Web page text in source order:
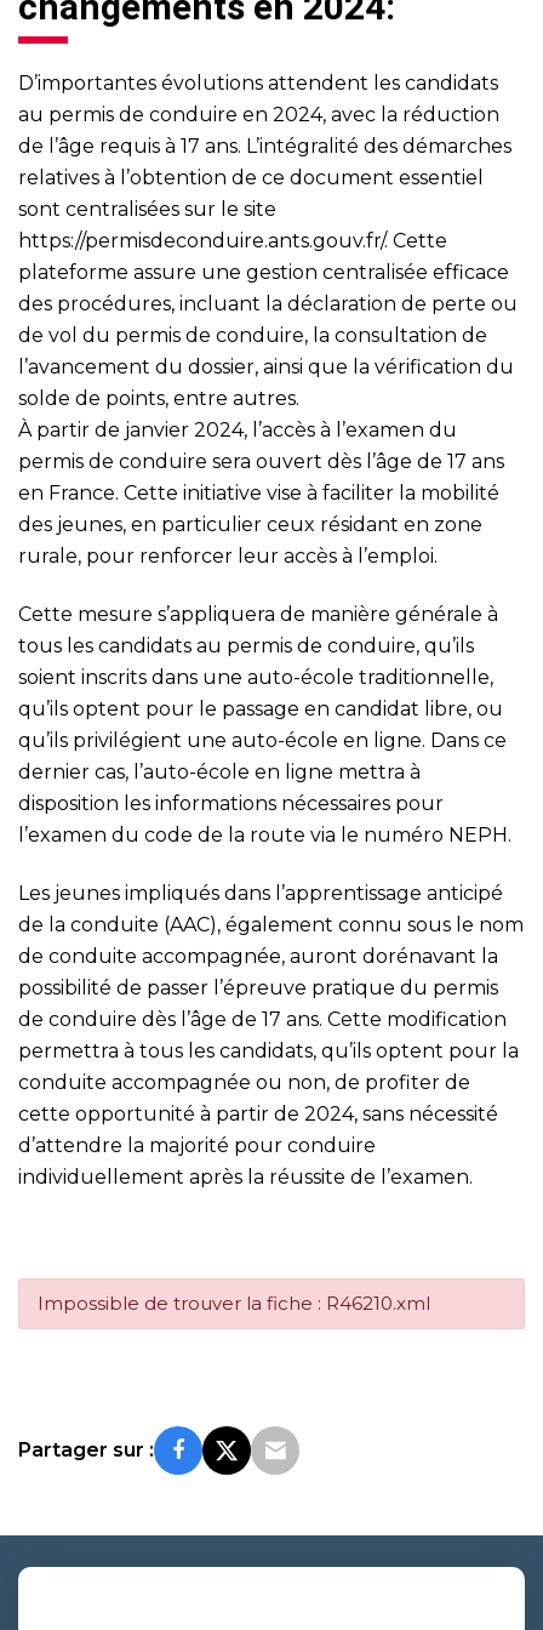
D’importantes évolutions attendent les candidats
au permis de conduire en 2024, avec la réduction
de l’âge requis à 17 ans. L’intégralité des démarches
relatives à l’obtention de ce document essentiel
sont centralisées sur le site
https://permisdeconduire.ants.gouv.fr/. Cette
plateforme assure une gestion centralisée efficace
des procédures, incluant la déclaration de perte ou
de vol du permis de conduire, la consultation de
l’avancement du dossier, ainsi que la vérification du
solde de points, entre autres.
À partir de janvier 2024, l’accès à l’examen du
permis de conduire sera ouvert dès l’âge de 17 ans
en France. Cette initiative vise à faciliter la mobilité
des jeunes, en particulier ceux résidant en zone
rurale, pour renforcer leur accès à l’emploi.
Cette mesure s’appliquera de manière générale à
tous les candidats au permis de conduire, qu’ils
soient inscrits dans une auto-école traditionnelle,
qu’ils optent pour le passage en candidat libre, ou
qu’ils privilégient une auto-école en ligne. Dans ce
dernier cas, l’auto-école en ligne mettra à
disposition les informations nécessaires pour
l’examen du code de la route via le numéro NEPH.
Les jeunes impliqués dans l’apprentissage anticipé
de la conduite (AAC), également connu sous le nom
de conduite accompagnée, auront dorénavant la
possibilité de passer l’épreuve pratique du permis
de conduire dès l’âge de 17 ans. Cette modification
permettra à tous les candidats, qu’ils optent pour la
conduite accompagnée ou non, de profiter de
cette opportunité à partir de 2024, sans nécessité
d’attendre la majorité pour conduire
individuellement après la réussite de l’examen.
Impossible de trouver la fiche : R46210.xml
Partager sur :